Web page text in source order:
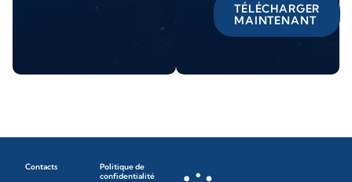
TÉLÉCHARGER
MAINTENANT
Contacts
Politique de
confidentialité